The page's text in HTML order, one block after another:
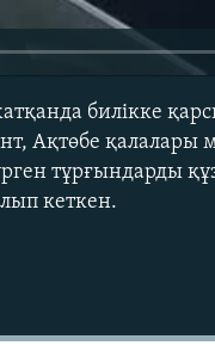
билікке
Ақтөбе қалалары
тұрғындарды
кеткен.